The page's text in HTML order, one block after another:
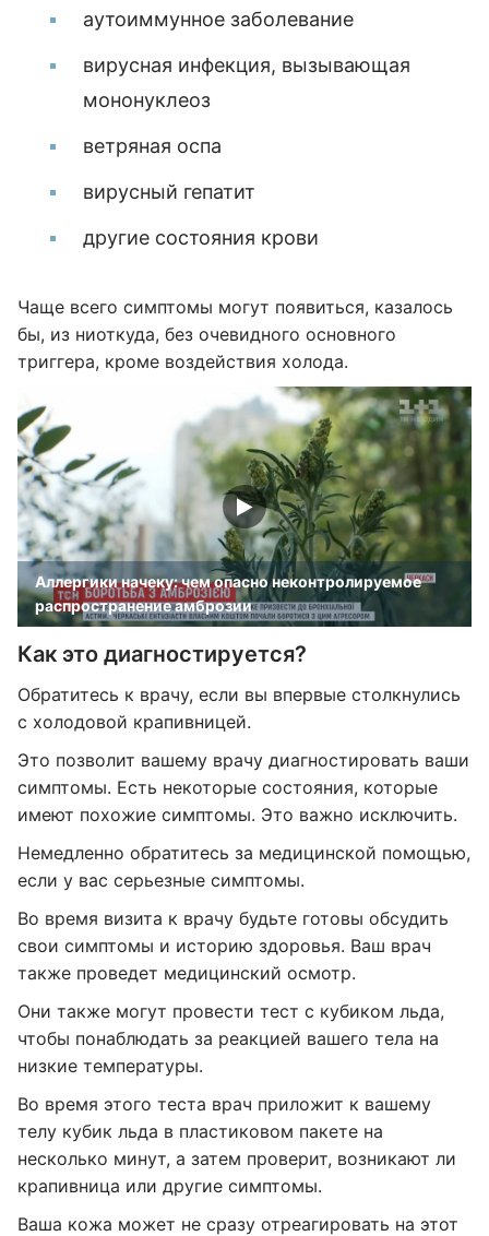
аутоиммунное заболевание
вирусная инфекция, вызывающая
мононуклеоз
ветряная оспа
вирусный гепатит
другие состояния крови
Чаще всего симптомы могут появиться, казалось
бы, из ниоткуда, без очевидного основного
триггера, кроме воздействия холода.
Аллергики начеку: чем опасно неконтролируемое
распространение амброзии
Как это диагностируется?
Обратитесь к врачу, если вы впервые столкнулись
с холодовой крапивницей.
Это позволит вашему врачу диагностировать ваши
симптомы. Есть некоторые состояния, которые
имеют похожие симптомы. Это важно исключить.
Немедленно обратитесь за медицинской помощью,
если у вас серьезные симптомы.
Во время визита к врачу будьте готовы обсудить
свои симптомы и историю здоровья. Ваш врач
также проведет медицинский осмотр.
Они также могут провести тест с кубиком льда,
чтобы понаблюдать за реакцией вашего тела на
низкие температуры.
Во время этого теста врач приложит к вашему
телу кубик льда в пластиковом пакете на
несколько минут, а затем проверит, возникают ли
крапивница или другие симптомы.
Ваша кожа может не сразу отреагировать на этот